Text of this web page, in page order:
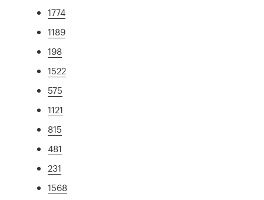
1774
1189
198
1522
575
1121
815
481
231
1568